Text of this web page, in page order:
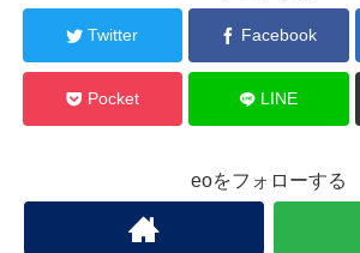
Twitter Facebook
Pocket LINE
eoをフォローする